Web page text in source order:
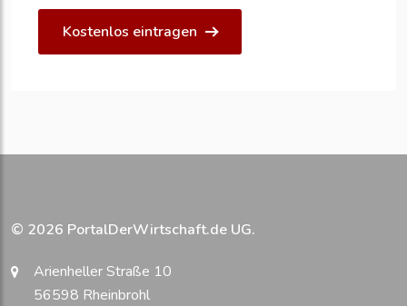
Kostenlos eintragen
© 2026 PortalDerWirtschaft.de UG.
Arienheller Straße 10
56598 Rheinbrohl